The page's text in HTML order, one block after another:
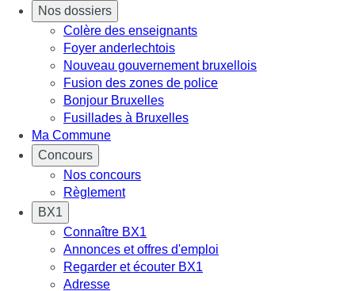
Nos dossiers
Colère des enseignants
Foyer anderlechtois
Nouveau gouvernement bruxellois
Fusion des zones de police
Bonjour Bruxelles
Fusillades à Bruxelles
Ma Commune
Concours
Nos concours
Règlement
BX1
Connaître BX1
Annonces et offres d'emploi
Regarder et écouter BX1
Adresse